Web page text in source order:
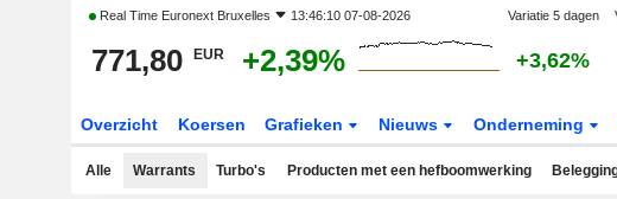
Real Time Euronext Bruxelles 13:46:10 07-08-2026 Variatie 5 dagen
771,80 EUR +2,39% +3,62%
Overzicht Koersen Grafieken Nieuws Onderneming
Alle Warrants Turbo's Producten met een hefboomwerking